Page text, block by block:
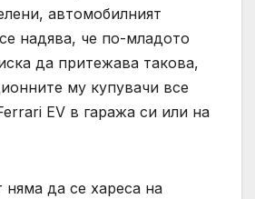
автомобилният
надява, че по-младото
да притежава такова,
му купувачи все
EV в гаража си или на
няма да се хареса на